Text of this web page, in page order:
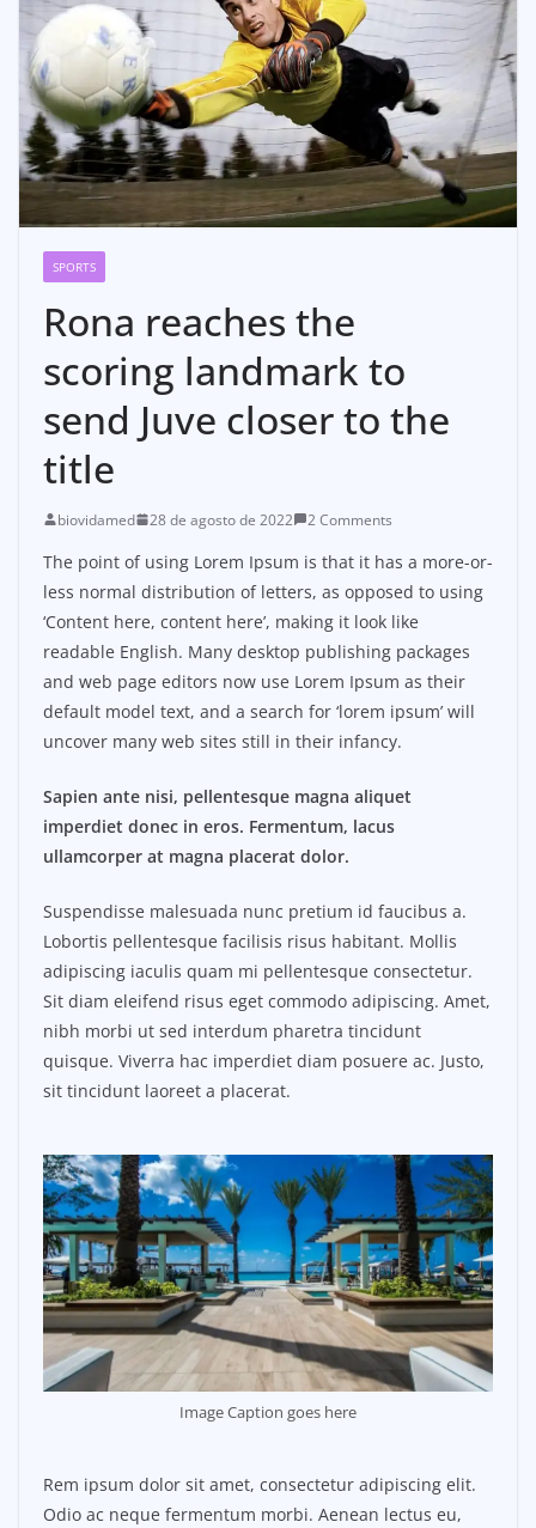
SPORTS
Rona reaches the
scoring landmark to
send Juve closer to the
title
biovidamed 28 de agosto de 2022 2 Comments
The point of using Lorem Ipsum is that it has a more-or-
less normal distribution of letters, as opposed to using
‘Content here, content here’, making it look like
readable English. Many desktop publishing packages
and web page editors now use Lorem Ipsum as their
default model text, and a search for ‘lorem ipsum’ will
uncover many web sites still in their infancy.
Sapien ante nisi, pellentesque magna aliquet
imperdiet donec in eros. Fermentum, lacus
ullamcorper at magna placerat dolor.
Suspendisse malesuada nunc pretium id faucibus a.
Lobortis pellentesque facilisis risus habitant. Mollis
adipiscing iaculis quam mi pellentesque consectetur.
Sit diam eleifend risus eget commodo adipiscing. Amet,
nibh morbi ut sed interdum pharetra tincidunt
quisque. Viverra hac imperdiet diam posuere ac. Justo,
sit tincidunt laoreet a placerat.
Image Caption goes here
Rem ipsum dolor sit amet, consectetur adipiscing elit.
Odio ac neque fermentum morbi. Aenean lectus eu,